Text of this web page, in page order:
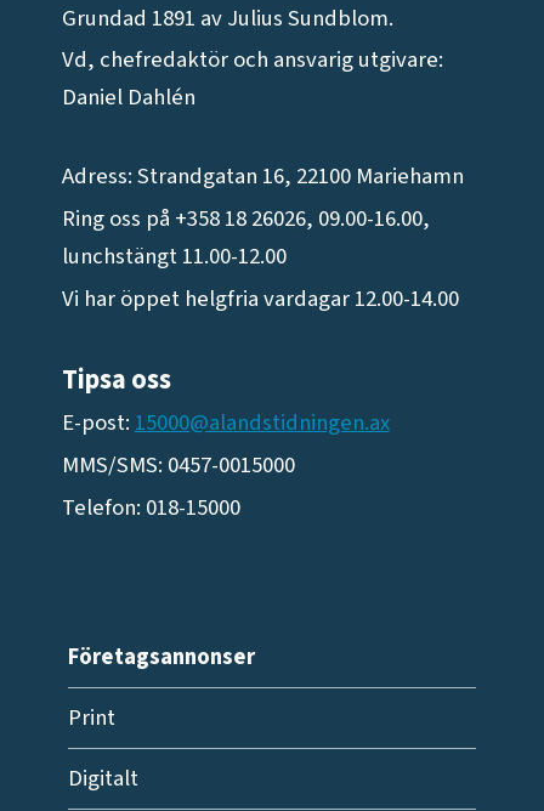
Grundad 1891 av Julius Sundblom.
Vd, chefredaktör och ansvarig utgivare:
Daniel Dahlén
Adress: Strandgatan 16, 22100 Mariehamn
Ring oss på +358 18 26026, 09.00-16.00,
lunchstängt 11.00-12.00
Vi har öppet helgfria vardagar 12.00-14.00
Tipsa oss
E-post: 15000@alandstidningen.ax
MMS/SMS: 0457-0015000
Telefon: 018-15000
Företagsannonser
Print
Digitalt